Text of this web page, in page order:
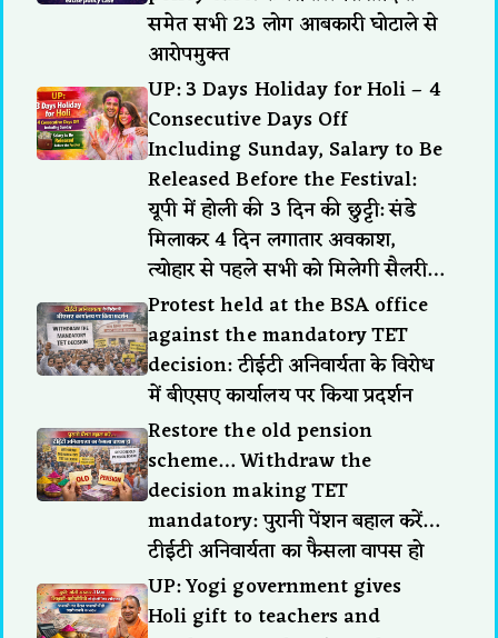
समेत सभी 23 लोग आबकारी घोटाले से
आरोपमुक्त
UP: 3 Days Holiday for Holi – 4
Consecutive Days Off
Including Sunday, Salary to Be
Released Before the Festival:
यूपी में होली की 3 दिन की छुट्टी: संडे
मिलाकर 4 दिन लगातार अवकाश,
त्योहार से पहले सभी को मिलेगी सैलरी…
Protest held at the BSA office
against the mandatory TET
decision: टीईटी अनिवार्यता के विरोध
में बीएसए कार्यालय पर किया प्रदर्शन
Restore the old pension
scheme… Withdraw the
decision making TET
mandatory: पुरानी पेंशन बहाल करें…
टीईटी अनिवार्यता का फैसला वापस हो
UP: Yogi government gives
Holi gift to teachers and